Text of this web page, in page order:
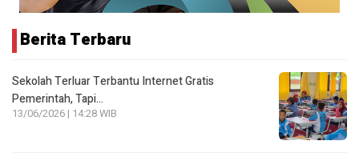
Berita Terbaru
Sekolah Terluar Terbantu Internet Gratis
Pemerintah, Tapi…
13/06/2026 | 14:28 WIB